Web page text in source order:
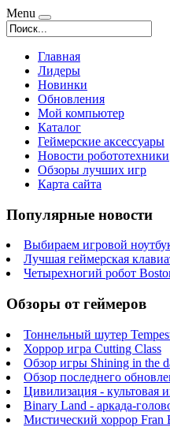
Menu
Главная
Лидеры
Новинки
Обновления
Мой компьютер
Каталог
Геймерские аксессуары
Новости робототехники
Обзоры лучших игр
Карта сайта
Популярные новости
Выбираем игровой
Лучшая геймерская
Четырехногий робот
Обзоры от геймеров
Тоннельный шутер
Хоррор игра Cutting Class
Обзор игры Shining in the
Обзор последнего
Цивилизация - культовая
Binary Land - аркада-
Мистический хоррор Fran